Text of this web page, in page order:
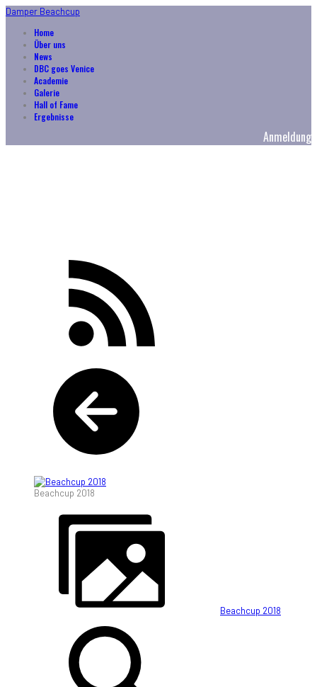
Damper Beachcup
Home
Über uns
News
DBC goes Venice
Academie
Galerie
Hall of Fame
Ergebnisse
Anmeldung
Beachcup 2018
Beachcup 2018